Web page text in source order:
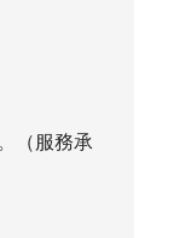
（服務承